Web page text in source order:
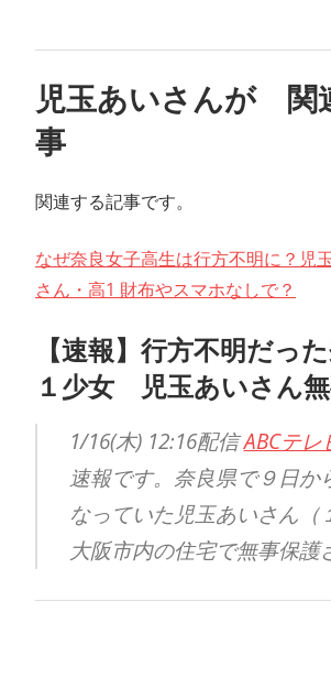
児玉あいさんが 関
事
関連する記事です。
なぜ奈良女子高生は行方不明に？児
さん・高1 財布やスマホなしで？
【速報】行方不明だっ
１少女 児玉あいさん
1/16(木) 12:16配信ABCテレ
速報です。奈良県で９日か
なっていた児玉あいさん（
大阪市内の住宅で無事保護